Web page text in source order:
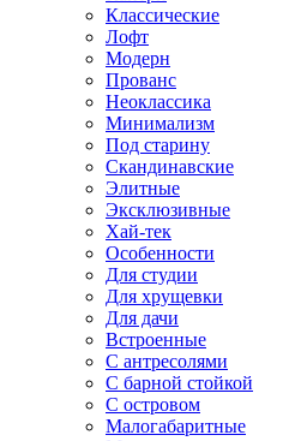
Классические
Лофт
Модерн
Прованс
Неоклассика
Минимализм
Под старину
Скандинавские
Элитные
Эксклюзивные
Хай-тек
Особенности
Для студии
Для хрущевки
Для дачи
Встроенные
С антресолями
С барной стойкой
С островом
Малогабаритные